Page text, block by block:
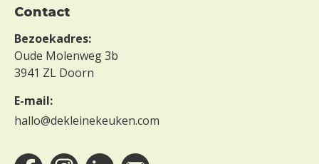
Contact
Bezoekadres:
Oude Molenweg 3b
3941 ZL Doorn
E-mail:
hallo@dekleinekeuken.com